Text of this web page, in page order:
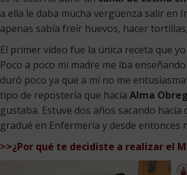
a ella le daba mucha vergüenza salir en
apenas sabía freír huevos, hacer
El primer vídeo fue la única receta que
Poco a poco mi madre me iba
duró poco ya que a mí no me
tipo de repostería que hacía Alma
gustaba. Estuve dos años sacando
gradué en Enfermería y desde entonces
>>¿Por qué te decidiste a realizar el